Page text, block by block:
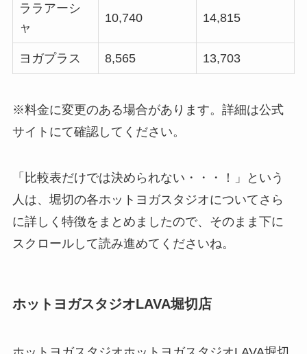
ララアーシ
ャ
10,740 14,815
ヨガプラス 8,565 13,703
※料金に変更のある場合があります。詳細は公式
サイトにて確認してください。
「比較表だけでは決められない・・・！」という
人は、堀切の各ホットヨガスタジオについてさら
に詳しく特徴をまとめましたので、そのまま下に
スクロールして読み進めてくださいね。
ホットヨガスタジオLAVA堀切店